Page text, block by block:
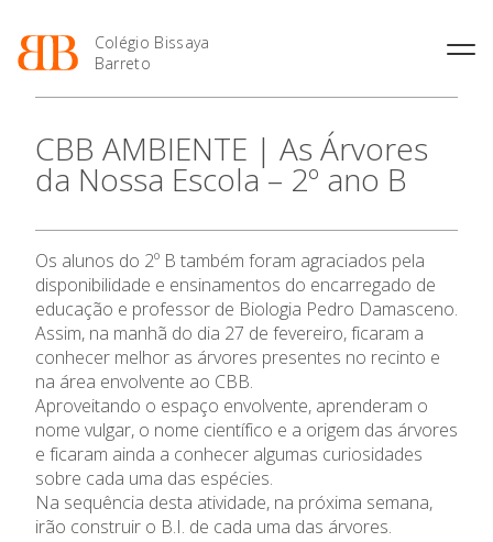
Colégio Bissaya
Barreto
O Colégio
Projeto Educativo
Organização
Colaboradores Não
Docentes
Instalações
Ofertas de emprego
Regulamentos
Jornal “O Coreto”
Privacidade
Oferta Formativa
Enriquecimento Curricular
Oferta Curricular
Sala de Estudo
Atividades de Interrupção
Letiva
Academia de LínguasEnsino Profissional
Profissionais
Matrículas
Termalismo
Curso de Técnico/a de Apoio
à Família e à Comunidade
Ofertas de Emprego
Ano Letivo
2027
Calendários
de Educação
SIGE
Secretariado de Exames
Admissão
Informações
CBB AMBIENTE | As Árvores
da Nossa Escola – 2º ano B
Os alunos do 2º B também foram agraciados pela
disponibilidade e ensinamentos do encarregado de
educação e professor de Biologia Pedro Damasceno.
Assim, na manhã do dia 27 de fevereiro, ficaram a
conhecer melhor as árvores presentes no recinto e
na área envolvente ao CBB.
Aproveitando o espaço envolvente, aprenderam o
nome vulgar, o nome científico e a origem das árvores
e ficaram ainda a conhecer algumas curiosidades
sobre cada uma das espécies.
Na sequência desta atividade, na próxima semana,
irão construir o B.I. de cada uma das árvores.